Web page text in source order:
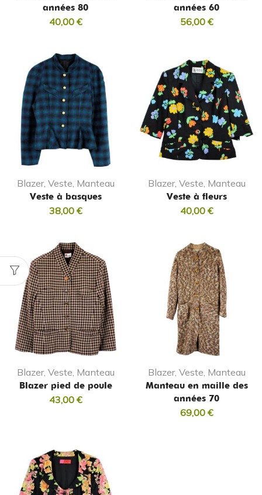
années 80
40,00 €
années 60
56,00 €
Blazer, Veste, Manteau
Veste à basques
38,00 €
Blazer, Veste, Manteau
Veste à fleurs
40,00 €
Blazer, Veste, Manteau
Blazer pied de poule
43,00 €
Blazer, Veste, Manteau
Manteau en maille des
années 70
69,00 €